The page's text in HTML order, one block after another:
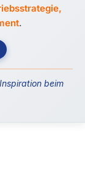
.
beim